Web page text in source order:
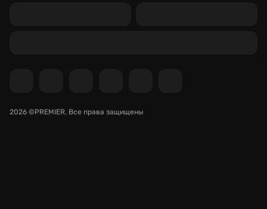
2026 ©PREMIER. Все права защищены